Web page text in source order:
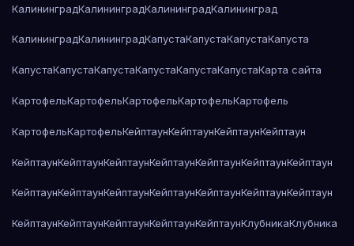
КалининградКалининградКалининградКалининград
КалининградКалининградКапустаКапустаКапустаКапуста
КапустаКапустаКапустаКапустаКапустаКапустаКарта сайта
КартофельКартофельКартофельКартофельКартофель
КартофельКартофельКейптаунКейптаунКейптаунКейптаун
КейптаунКейптаунКейптаунКейптаунКейптаунКейптаунКейптаун
КейптаунКейптаунКейптаунКейптаунКейптаунКейптаунКейптаун
КейптаунКейптаунКейптаунКейптаунКейптаунКлубникаКлубника